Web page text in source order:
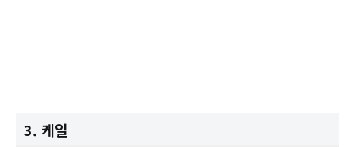
3. 케일